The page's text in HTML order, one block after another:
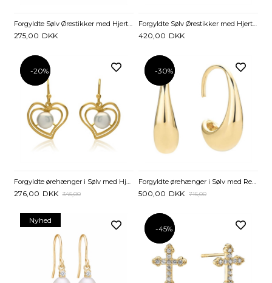
Forgyldte Sølv Ørestikker med Hjerte og Zirkonia
275,00 DKK 420,00 DKK
-20%
-20%
Forgyldte ørehænger i Sølv med Hjerter
276,00 DKK 345,00
-30%
-30%
Forgyldte ørehænger i Sølv med Regndråber
500,00 DKK 715,00
Nyhed
-45%
-45%